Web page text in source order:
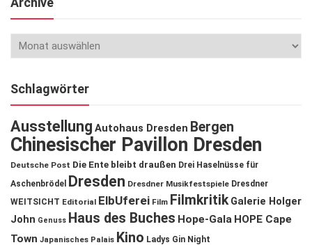
Schlagwörter
Ausstellung Autohaus Dresden Bergen
Chinesischer Pavillon Dresden
Deutsche Post Die Ente bleibt draußen Drei Haselnüsse für
Aschenbrödel
Dresden Dresdner Musikfestspiele Dresdner
WEITSICHT Editorial ElbUferei Film Filmkritik Galerie Holger
John Genuss Haus des Buches Hope-Gala HOPE Cape
Town Japanisches Palais Kino Ladys Gin Night